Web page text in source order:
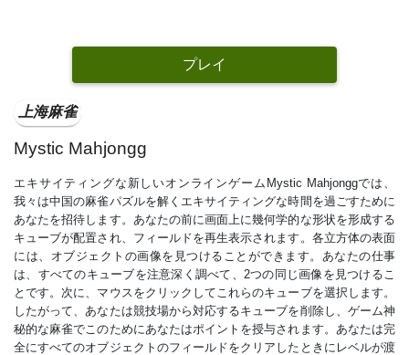
プレイ
上海麻雀
Mystic Mahjongg
エキサイティングな新しいオンラインゲームMystic Mahjonggでは、
我々は中国の麻雀パズルを解くエキサイティングな時間を過ごすために
あなたを招待します。あなたの前に画面上に幾何学的な形状を形成する
キューブが配置され、フィールドを再生表示されます。各立方体の表面
には、オブジェクトの画像を見つけることができます。あなたの仕事
は、すべてのキューブを注意深く調べて、2つの同じ画像を見つけるこ
とです。次に、マウスをクリックしてこれらのキューブを選択します。
したがって、あなたは競技場から対応するキューブを削除し、ゲーム神
秘的な麻雀でこのためにあなたはポイントを授与されます。あなたは完
全にすべてのオブジェクトのフィールドをクリアしたときにレベルが渡